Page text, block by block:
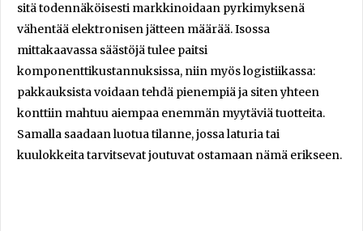
sitä todennäköisesti markkinoidaan pyrkimyksenä
vähentää elektronisen jätteen määrää. Isossa
mittakaavassa säästöjä tulee paitsi
komponenttikustannuksissa, niin myös logistiikassa:
pakkauksista voidaan tehdä pienempiä ja siten yhteen
konttiin mahtuu aiempaa enemmän myytäviä tuotteita.
Samalla saadaan luotua tilanne, jossa laturia tai
kuulokkeita tarvitsevat joutuvat ostamaan nämä erikseen.